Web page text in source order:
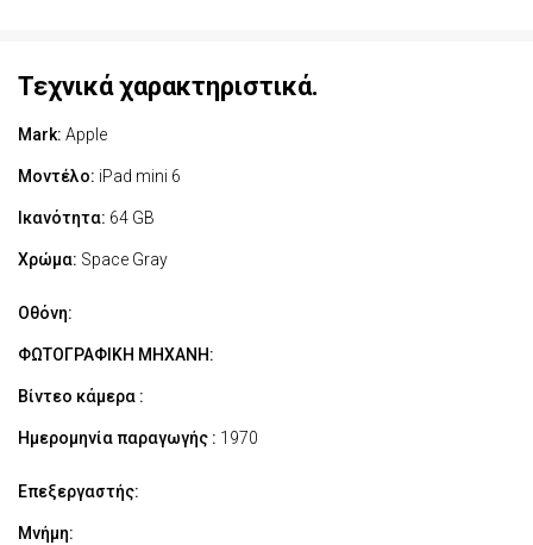
Τεχνικά χαρακτηριστικά.
Mark: Apple
Μοντέλο: iPad mini 6
Ικανότητα: 64 GB
Χρώμα: Space Gray
Οθόνη:
ΦΩΤΟΓΡΑΦΙΚΗ ΜΗΧΑΝΗ:
Βίντεο κάμερα :
Ημερομηνία παραγωγής : 1970
Επεξεργαστής:
Μνήμη: